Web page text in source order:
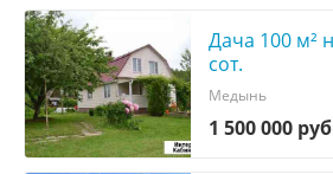
Дача 100 м²
сот.
1 500 000
Медынь